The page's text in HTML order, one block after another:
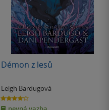
Démon z lesů
Leigh Bardugová
4.1
z
5